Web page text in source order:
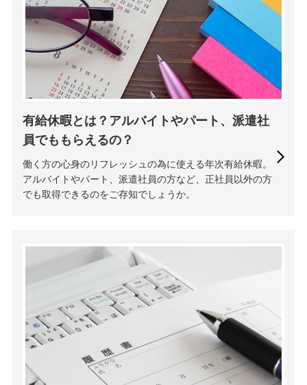
有給休暇とは？アルバイトやパート、派遣社
員でももらえるの？
働く方の心身のリフレッシュの為に使える年次有給休暇。
アルバイトやパート、派遣社員の方など、正社員以外の方
でも取得できるのをご存知でしょうか。